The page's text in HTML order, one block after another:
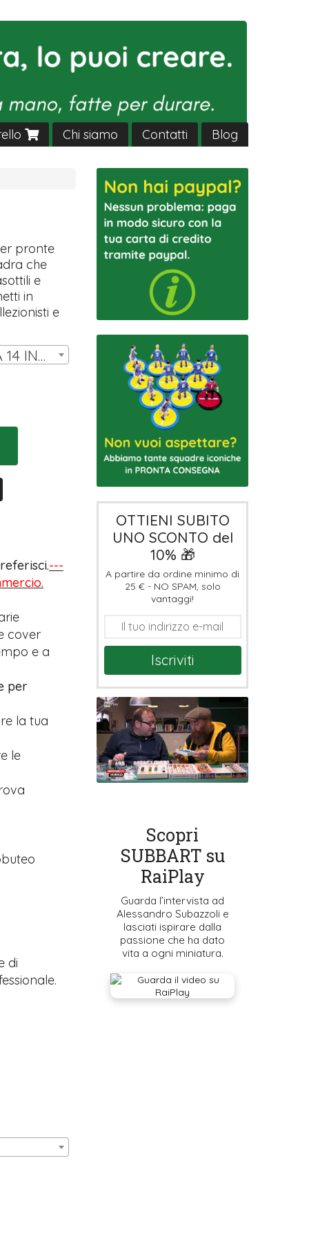
Chi siamo Contatti Blog
pronte
che
e
in
e
SET DI COVER LW DA 14 INNER | € 7,00
---
cover
e a
per
la tua
le
di
OTTIENI SUBITO
UNO SCONTO del
10% 🎁
A partire da ordine minimo di
25 € - NO SPAM, solo
vantaggi!
Iscriviti
Scopri
SUBBART su
RaiPlay
Guarda l’intervista ad
Alessandro Subazzoli e
lasciati ispirare dalla
passione che ha dato
vita a ogni miniatura.